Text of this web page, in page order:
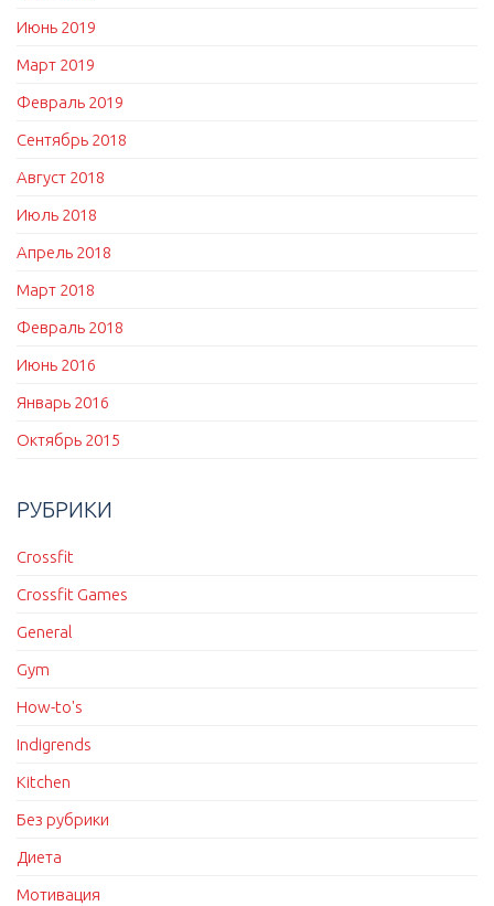
Июнь 2019
Март 2019
Февраль 2019
Сентябрь 2018
Август 2018
Июль 2018
Апрель 2018
Март 2018
Февраль 2018
Июнь 2016
Январь 2016
Октябрь 2015
РУБРИКИ
Crossfit
Crossfit Games
General
Gym
How-to's
Indigrends
Kitchen
Без рубрики
Диета
Мотивация